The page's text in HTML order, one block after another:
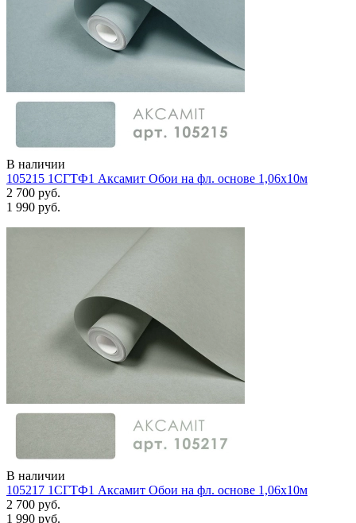
В наличии
105215 1СГТФ1 Аксамит Обои на фл. основе 1,06х10м
2 700 руб.
1 990 руб.
В наличии
105217 1СГТФ1 Аксамит Обои на фл. основе 1,06х10м
2 700 руб.
1 990 руб.